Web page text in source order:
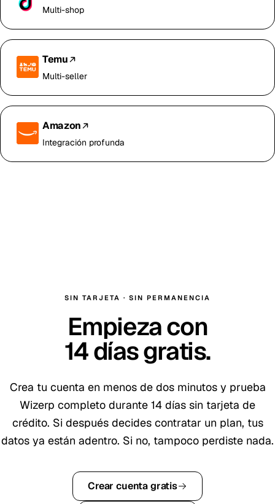
Multi-shop
Temu
Multi-seller
Amazon
Integración profunda
SIN TARJETA · SIN PERMANENCIA
Empieza con
14días gratis.
Crea tu cuenta en menos de dos minutos y prueba
Wizerp completo durante 14 días sin tarjeta de
crédito. Si después decides contratar un plan, tus
datos ya están adentro. Si no, tampoco perdiste nada.
Crear cuenta gratis